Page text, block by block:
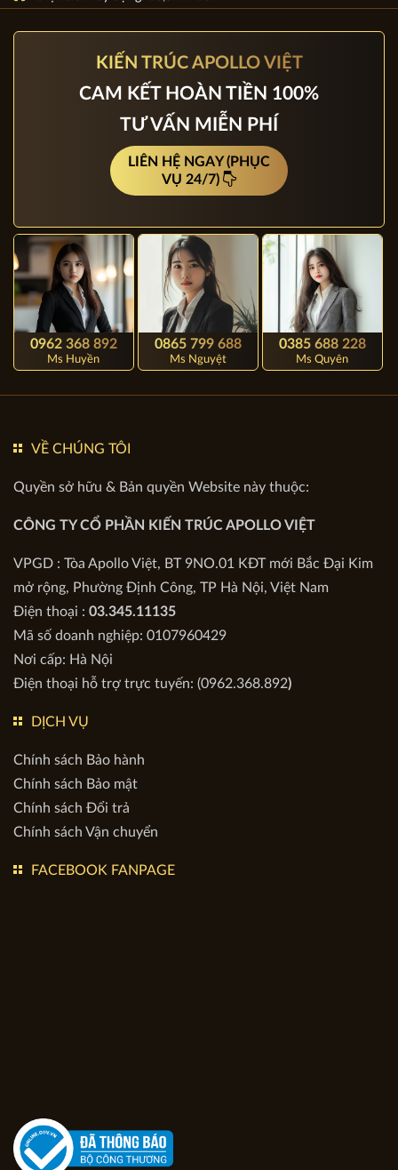
Chủ đầu tư: Ông Trung
Mặt tiền: 13,5m
Diện tích xây dựng: 13,5m x 13m
KIẾN TRÚC APOLLO VIỆT
CAM KẾT HOÀN TIỀN 100%
TƯ VẤN MIỄN PHÍ
LIÊN HỆ NGAY (PHỤC
VỤ 24/7)
VỀ CHÚNG TÔI
Quyền sở hữu & Bản quyền Website này thuộc:
CÔNG TY CỔ PHẦN KIẾN TRÚC APOLLO VIỆT
VPGD : Tòa Apollo Việt, BT 9NO.01 KĐT mới Bắc Đại Kim
mở rộng, Phường Định Công, TP Hà Nội, Việt Nam
Điện thoại :03.345.11135
Nơi cấp: Hà Nội
Điện thoại hỗ trợ trực tuyến: (0962.368.892
Chính sách Bảo hành